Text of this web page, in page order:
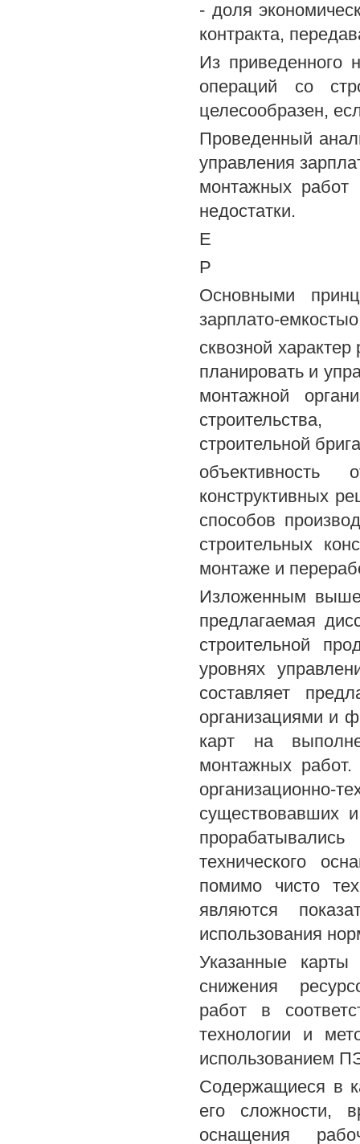
- доля
контракта,
Из приведенного
операций со
целесообразен,
Проведенный
управления
монтажных работ
недостатки.
Е
Р
Основными
зарплато-
сквозной
планировать и
монтажной
строительной
объективность
конструктивных
способов
строительных
монтаже и
Изложенным
предлагаемая
строительной
уровнях
составляет
организациями и
карт на
монтажных
организационно-
существовавших
технического
помимо чисто
являются
использования
Указанные карты
снижения
работ в
технологии и
использованием
Содержащиеся в
его сложности,
оснащения